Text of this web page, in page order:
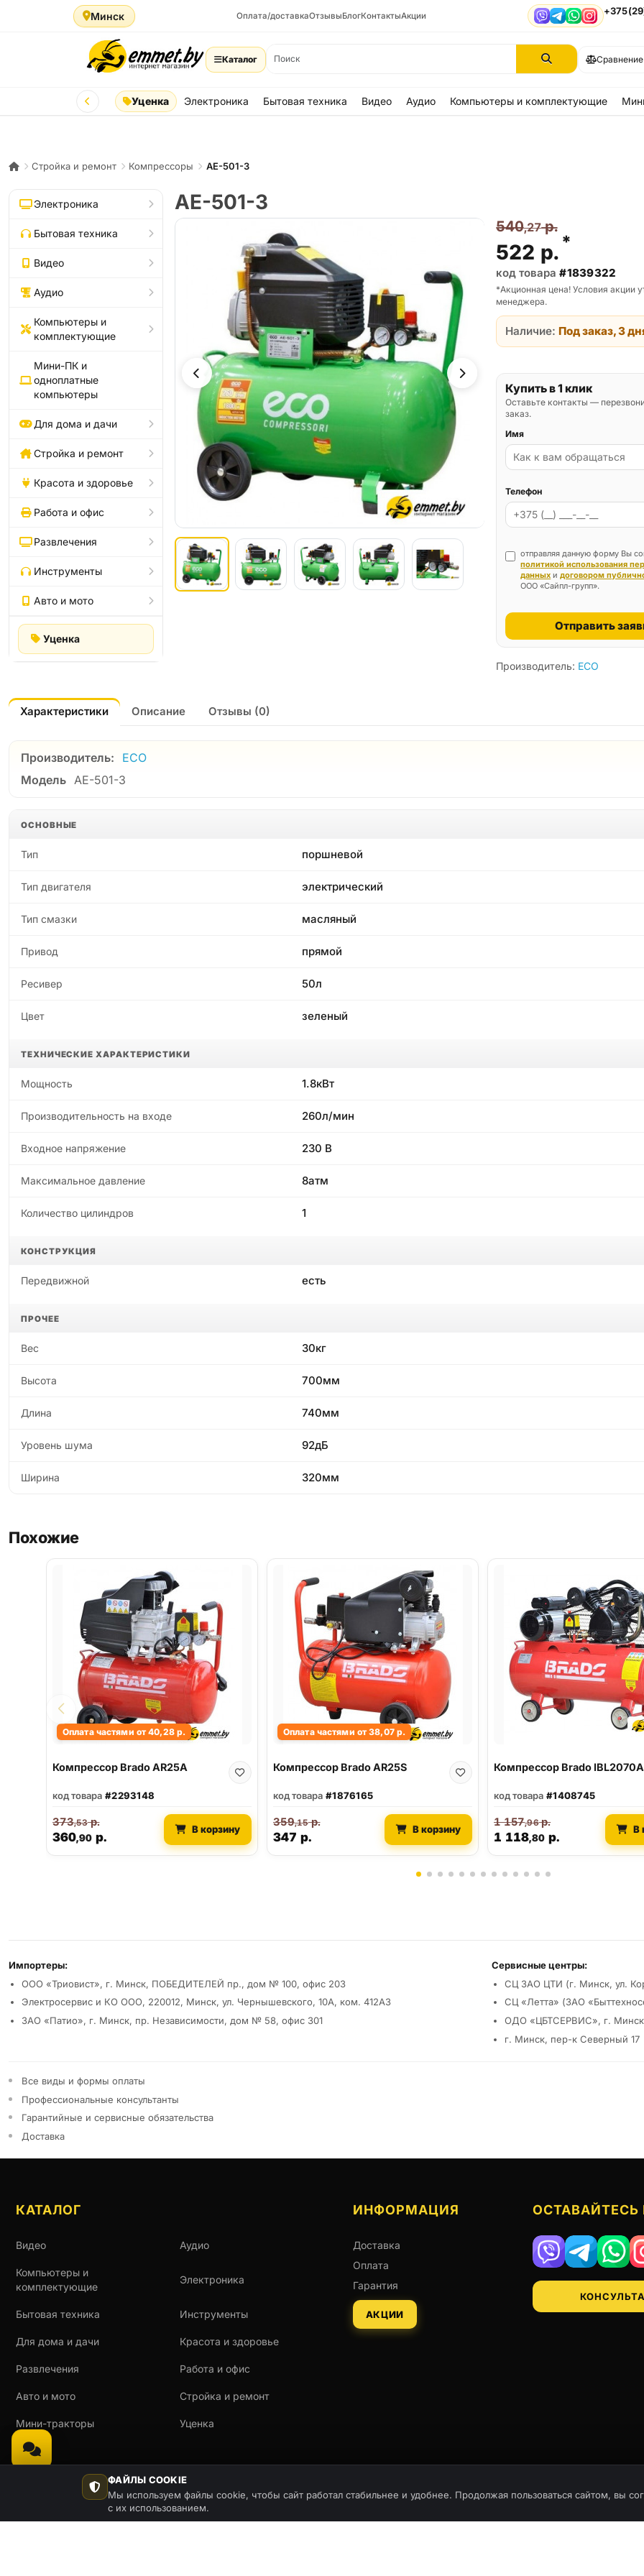
Минск Оплата/доставкаОтзывыБлогКонтактыАкции ViberTelegram
WhatsApp
Instagram
Каталог Сравнение
Уценка Электроника Бытовая техника Видео Аудио Компьютеры и комплектующие
Стройка и ремонт Компрессоры AE-501-3
Электроника
Бытовая техника
Видео
Аудио
Компьютеры и
комплектующие
Мини-ПК и
одноплатные
компьютеры
Для дома и дачи
Стройка и ремонт
Красота и здоровье
Работа и офис
Развлечения
Инструменты
Авто и мото
Уценка
AE-501-3
540,27р.
522 р. *
код товара #1839322
*Акционная цена! Условия акции
менеджера.
Наличие: Под заказ, 3
Купить в 1 клик
Оставьте контакты —
заказ.
Имя
Телефон
отправляя данную форму Вы
политикой использования
данных идоговором
ООО «Сайпл-групп».
Отправить
Производитель: ECO
Характеристики Описание Отзывы (0)
Производитель:
ECO
Модель AE-501-3
ОСНОВНЫЕ
Тип поршневой
Тип двигателя электрический
Тип смазки масляный
Привод прямой
Ресивер 50л
Цвет зеленый
ТЕХНИЧЕСКИЕ ХАРАКТЕРИСТИКИ
Мощность 1.8кВт
Производительность на входе 260л/мин
Входное напряжение 230 В
Максимальное давление 8атм
Количество цилиндров 1
КОНСТРУКЦИЯ
Передвижной есть
ПРОЧЕЕ
Вес 30кг
Высота 700мм
Длина 740мм
Уровень шума 92дБ
Ширина 320мм
Похожие
Оплата частями от 40,28 р.
Компрессор Brado AR25A
код товара #2293148
360,90 р.
373,53р.
В корзину
Оплата частями от 38,07 р.
Компрессор Brado AR25S
код товара #1876165
347 р.
359,15р.
В корзину
Компрессор Brado IBL2070A
код товара #1408745
1 118,80 р.
1 157,96р.
В
Реквизиты и условия
Импортеры:
ООО «Триовист», г. Минск, ПОБЕДИТЕЛЕЙ пр., дом № 100, офис 203
Электросервис и КО ООО, 220012, Минск, ул. Чернышевского, 10А, ком. 412А3
ЗАО «Патио», г. Минск, пр. Независимости, дом № 58, офис 301
Сервисные центры:
СЦ ЗАО ЦТИ (г. Минск, ул.
СЦ «Летта» (ЗАО
ОДО «ЦБТСЕРВИС», г. Минск,
г. Минск, пер-к Северный 17
Все виды и формы оплаты
Профессиональные консультанты
Гарантийные и сервисные обязательства
Доставка
КАТАЛОГ
Видео Аудио
Компьютеры и
комплектующие
Электроника
Бытовая техника Инструменты
Для дома и дачи Красота и здоровье
Развлечения Работа и офис
Авто и мото Стройка и ремонт
Мини-тракторы Уценка
ИНФОРМАЦИЯ
Доставка
Оплата
Гарантия
АКЦИИ
ОСТАВАЙТЕСЬ
Viber Telegram
© Все
ФАЙЛЫ COOKIE
Мы используем файлы cookie, чтобы сайт работал стабильнее и удобнее. Продолжая пользоваться сайтом, вы
с их использованием.